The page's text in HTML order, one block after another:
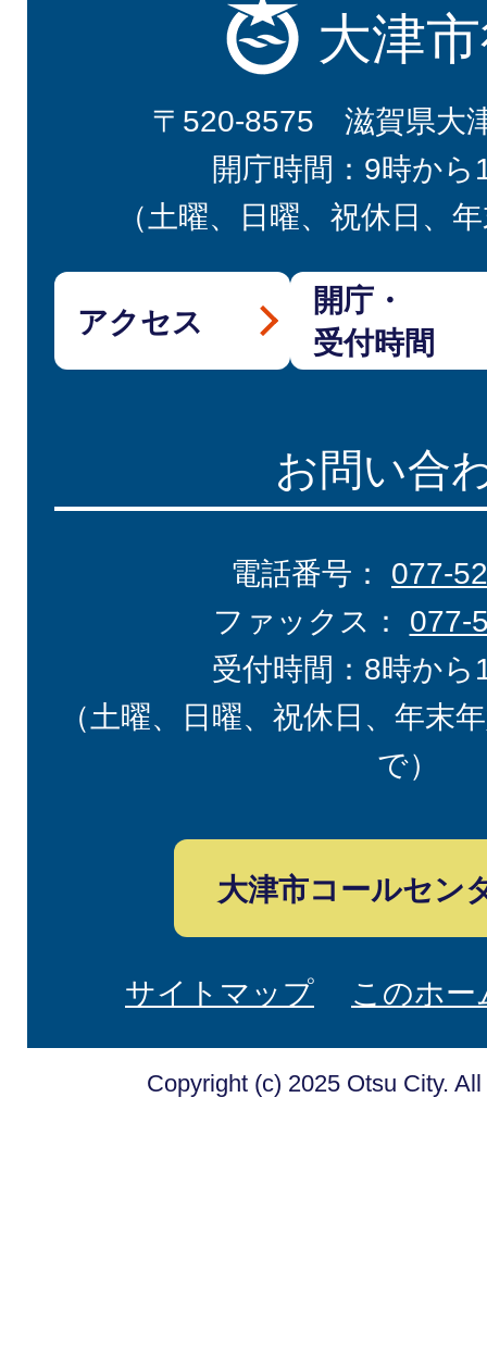
大津
〒520-8575 滋賀県大
開庁時間：9時から
（土曜、日曜、祝休日、
アクセス
開庁・
受付時間
お問い合
電話番号： 077-
ファックス： 077-
受付時間：8時から
（土曜、日曜、祝休日、年末
で）
大津市コールセン
サイトマップ このホ
Copyright (c) 2025 Otsu City.